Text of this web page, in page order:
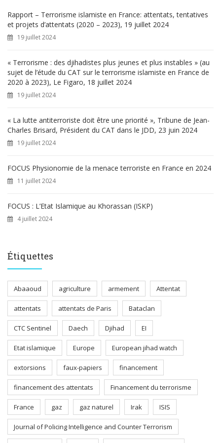
h
e
r
Rapport – Terrorisme islamiste en France: attentats, tentatives
et projets d’attentats (2020 – 2023), 19 juillet 2024
19 juillet 2024
« Terrorisme : des djihadistes plus jeunes et plus instables » (au
sujet de l’étude du CAT sur le terrorisme islamiste en France de
2020 à 2023), Le Figaro, 18 juillet 2024
19 juillet 2024
« La lutte antiterroriste doit être une priorité », Tribune de Jean-
Charles Brisard, Président du CAT dans le JDD, 23 juin 2024
19 juillet 2024
FOCUS Physionomie de la menace terroriste en France en 2024
11 juillet 2024
FOCUS : L’Etat Islamique au Khorassan (ISKP)
4 juillet 2024
Étiquettes
Abaaoud agriculture armement Attentat
attentats attentats de Paris Bataclan
CTC Sentinel Daech Djihad EI
Etat islamique Europe European jihad watch
extorsions faux-papiers financement
financement des attentats Financement du terrorisme
France gaz gaz naturel Irak ISIS
Journal of Policing Intelligence and Counter Terrorism